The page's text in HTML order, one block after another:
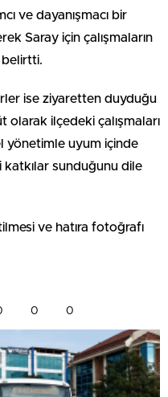
ve dayanışmacı bir
Saray için çalışmaların
ise ziyaretten duyduğu
ilçedeki çalışmaları
yönetimle uyum içinde
katkılar sunduğunu dile
ve hatıra fotoğrafı
0 0